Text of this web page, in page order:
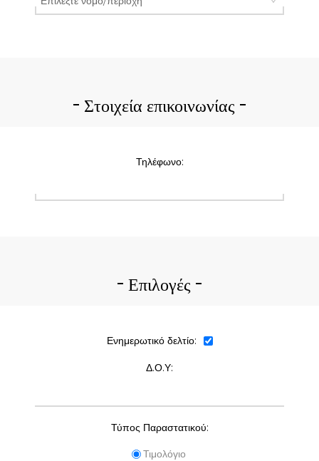
Στοιχεία επικοινωνίας
Τηλέφωνο:
Επιλογές
Ενημερωτικό δελτίο:
Δ.Ο.Υ:
Τύπος Παραστατικού:
Τιμολόγιο